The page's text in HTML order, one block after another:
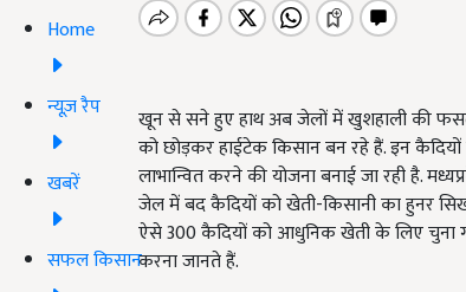
Home
न्यूज़ रैप
खबरें
सफल किसान
खून से सने हुए हाथ अब जेलों में खुशहाली की
को छोड़कर हाईटेक किसान बन रहे हैं. इन
लाभान्वित करने की योजना बनाई जा रही है.
जेल में बद कैदियों को खेती-किसानी का हुनर
ऐसे 300 कैदियों को आधुनिक खेती के लिए चुना
करना जानते हैं.